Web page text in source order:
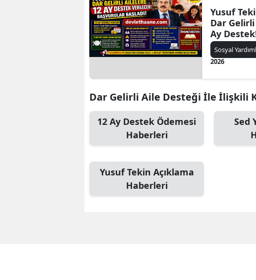
Yusuf
Dar
Ay
Resmen
Sosyal
2026
Dar Gelirli Aile Desteği İle İlişkili
12 Ay Destek Ödemesi
Haberleri
Sed
Yusuf Tekin Açıklama
Haberleri